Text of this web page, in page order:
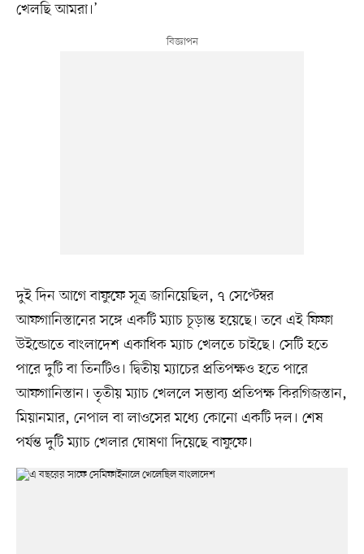
খেলছি আমরা।’
দুই দিন আগে বাফুফে সূত্র জানিয়েছিল, ৭ সেপ্টেম্বর
আফগানিস্তানের সঙ্গে একটি ম্যাচ চূড়ান্ত হয়েছে। তবে এই ফিফা
উইন্ডোতে বাংলাদেশ একাধিক ম্যাচ খেলতে চাইছে। সেটি হতে
পারে দুটি বা তিনটিও। দ্বিতীয় ম্যাচের প্রতিপক্ষও হতে পারে
আফগানিস্তান। তৃতীয় ম্যাচ খেললে সম্ভাব্য প্রতিপক্ষ কিরগিজস্তান,
মিয়ানমার, নেপাল বা লাওসের মধ্যে কোনো একটি দল। শেষ
পর্যন্ত দুটি ম্যাচ খেলার ঘোষণা দিয়েছে বাফুফে।